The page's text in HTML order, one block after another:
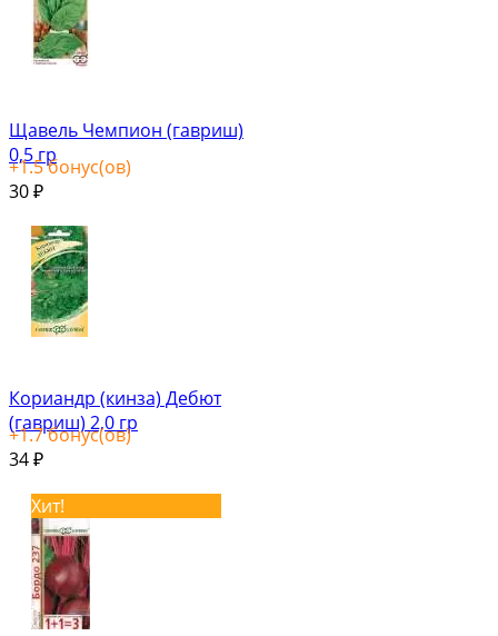
Щавель Чемпион (гавриш)
0,5 гр
+1.5бонус(ов)
30 ₽
Кориандр (кинза) Дебют
(гавриш) 2,0 гр
+1.7бонус(ов)
34 ₽
Хит!